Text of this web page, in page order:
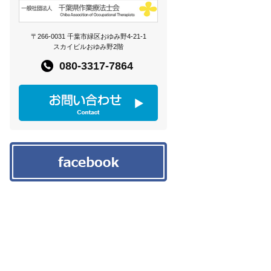
〒266-0031 千葉市緑区おゆみ野4-21-1
スカイビルおゆみ野2階
080-3317-7864